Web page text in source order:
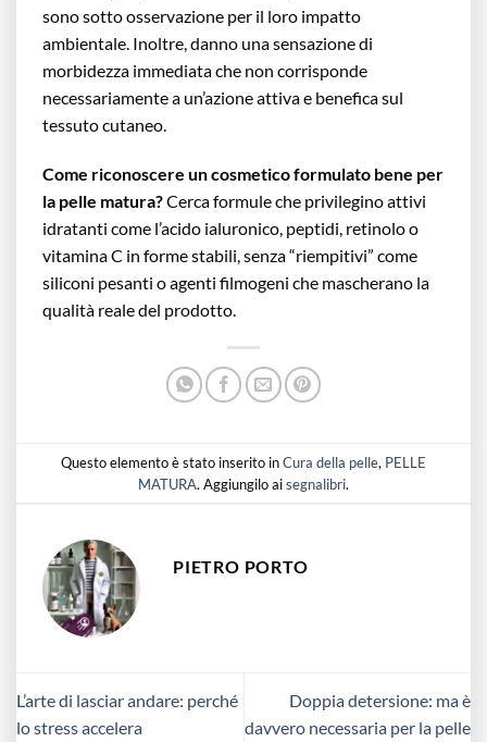
sono sotto osservazione per il loro impatto
ambientale. Inoltre, danno una sensazione di
morbidezza immediata che non corrisponde
necessariamente a un’azione attiva e benefica sul
tessuto cutaneo.
Come riconoscere un cosmetico formulato bene per
la pelle matura?Cerca formule che privilegino attivi
idratanti come l’acido ialuronico, peptidi, retinolo o
vitamina C in forme stabili, senza “riempitivi” come
siliconi pesanti o agenti filmogeni che mascherano la
qualità reale del prodotto.
Questo elemento è stato inserito inCura della pelle, PELLE
MATURA. Aggiungilo aisegnalibri.
PIETRO PORTO
L’arte di lasciar andare: perché
lo stress accelera
Doppia detersione: ma è
davvero necessaria per la pelle